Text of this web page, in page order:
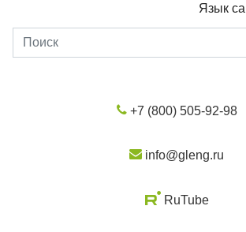
Язык
+7 (800) 505-92-98
info@gleng.ru
RuTube